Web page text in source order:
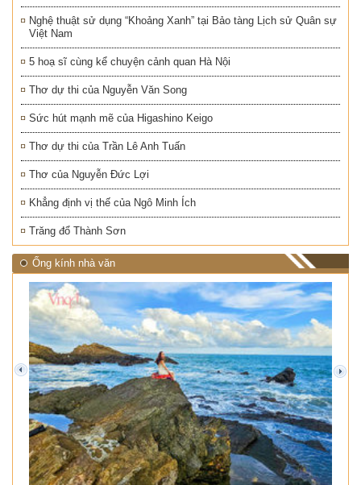
Nghệ thuật sử dụng “Khoảng Xanh” tại Bảo tàng Lịch sử Quân sự
Việt Nam
5 hoạ sĩ cùng kể chuyện cảnh quan Hà Nội
Thơ dự thi của Nguyễn Văn Song
Sức hút mạnh mẽ của Higashino Keigo
Thơ dự thi của Trần Lê Anh Tuấn
Thơ của Nguyễn Đức Lợi
Khẳng định vị thế của Ngô Minh Ích
Trăng đổ Thành Sơn
Ống kính nhà văn
prev next